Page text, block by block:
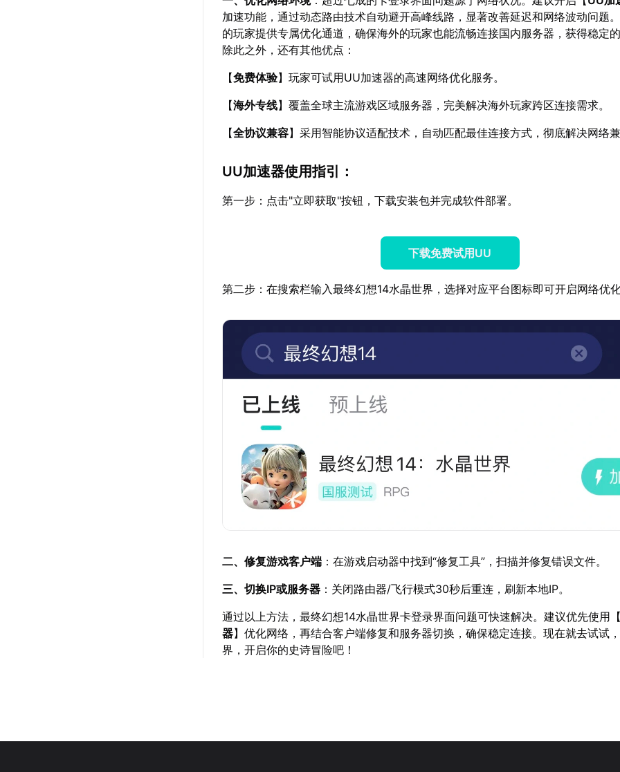
加速功能，通过动态路由技术自动避开高峰线路，显著改善延迟和网络波动问题
的玩家提供专属优化通道，确保海外的玩家也能流畅连接国内服务器，获得稳定
除此之外，还有其他优点：
【免费体验】玩家可试用UU加速器的高速网络优化服务。
【海外专线】覆盖全球主流游戏区域服务器，完美解决海外玩家跨区连接需求。
【全协议兼容】采用智能协议适配技术，自动匹配最佳连接方式，彻底解决网络
UU加速器使用指引：
第一步：点击"立即获取"按钮，下载安装包并完成软件部署。
下载免费试用UU
第二步：在搜索栏输入最终幻想14水晶世界，选择对应平台图标即可开启网络优
二、修复游戏客户端 ：在游戏启动器中找到“修复工具”，扫描并修复错误文件。
三、切换IP或服务器 ：关闭路由器/飞行模式30秒后重连，刷新本地IP。
通过以上方法，最终幻想14水晶世界卡登录界面问题可快速解决。建议优先使用
器】优化网络，再结合客户端修复和服务器切换，确保稳定连接。现在就去试试
界，开启你的史诗冒险吧！